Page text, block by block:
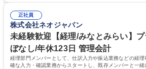
募集職種 【大阪・京都・滋賀】営業事務 ※未経
えて、お客様や社員の状況に合わせ、能動的な
待され。組織を支えるスペシャリストとして、
社員から頼られる存在になることができます。
務の持ち帰りも禁止されており、メリハリのある
歴・資格 学歴：大学院 大学 高専 短大 語学力：
正社員
株式会社ネオジャパン
未経験歓迎【経理/みなとみらい】
ぼなし/年休123日 管理会計
経理部門メンバーとして、仕訳入力や振込業務などの経
確な入力・確認業務からスタートし、既存メンバーと一緒